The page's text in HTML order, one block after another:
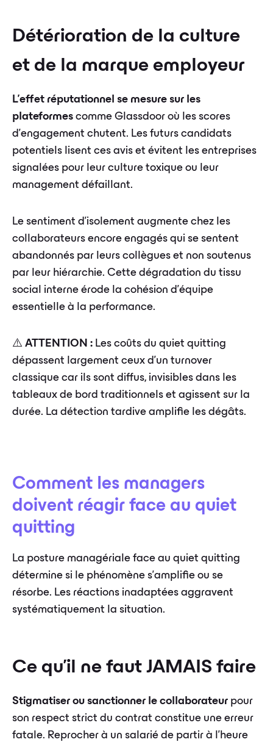
Détérioration de la culture
et de la marque employeur
L'effet réputationnel se mesure sur les
plateformes comme Glassdoor où les scores
d'engagement chutent. Les futurs candidats
potentiels lisent ces avis et évitent les entreprises
signalées pour leur culture toxique ou leur
management défaillant.
Le sentiment d'isolement augmente chez les
collaborateurs encore engagés qui se sentent
abandonnés par leurs collègues et non soutenus
par leur hiérarchie. Cette dégradation du tissu
social interne érode la cohésion d'équipe
essentielle à la performance.
⚠️ ATTENTION : Les coûts du quiet quitting
dépassent largement ceux d'un turnover
classique car ils sont diffus, invisibles dans les
tableaux de bord traditionnels et agissent sur la
durée. La détection tardive amplifie les dégâts.
Comment les managers
doivent réagir face au quiet
quitting
La posture managériale face au quiet quitting
détermine si le phénomène s'amplifie ou se
résorbe. Les réactions inadaptées aggravent
systématiquement la situation.
Ce qu'il ne faut JAMAIS faire
Stigmatiser ou sanctionner le collaborateur pour
son respect strict du contrat constitue une erreur
fatale. Reprocher à un salarié de partir à l'heure